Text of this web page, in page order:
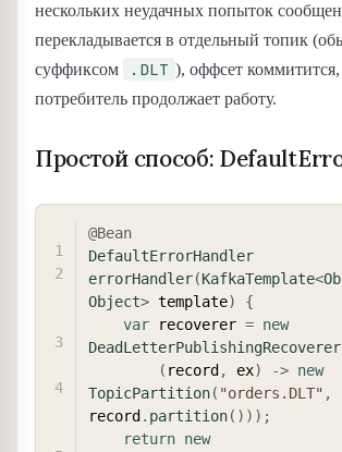
нескольких неудачных попыток
перекладывается в отдельный топик
суффиксом
.DLT ), оффсет
потребитель продолжает работу.
Простой способ:
@Bean
DefaultErrorHandler
errorHandler(KafkaTemplate<
Object> template)
{
var recoverer = new
DeadLetterPublishingRecoverer
( record , ex) -> new
TopicPartition( "orders.DLT" ,
record . partition( ) ) ) ;
return new